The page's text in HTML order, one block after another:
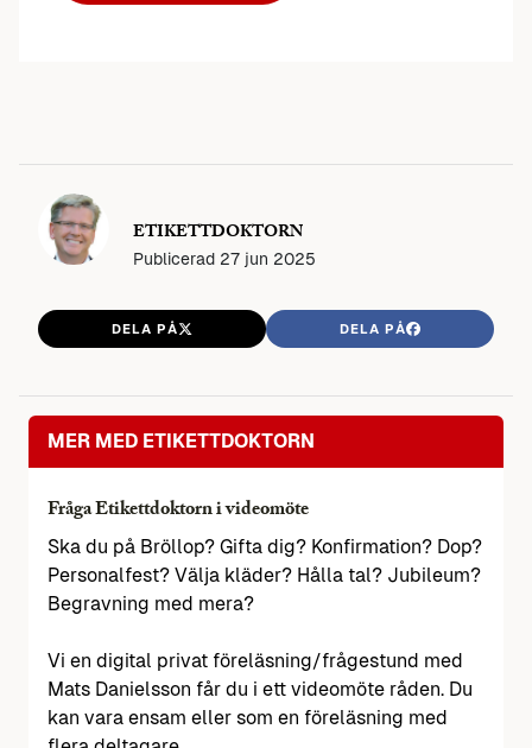
ETIKETTDOKTORN
Publicerad 27 jun 2025
DELA PÅ DELA PÅ
MER MED ETIKETTDOKTORN
Fråga Etikettdoktorn i videomöte
Ska du på Bröllop? Gifta dig? Konfirmation? Dop?
Personalfest? Välja kläder? Hålla tal? Jubileum?
Begravning med mera?
Vi en digital privat föreläsning/frågestund med
Mats Danielsson får du i ett videomöte råden. Du
kan vara ensam eller som en föreläsning med